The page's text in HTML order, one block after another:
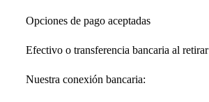
Opciones de pago aceptadas
Efectivo o transferencia bancaria al retirar
Nuestra conexión bancaria: